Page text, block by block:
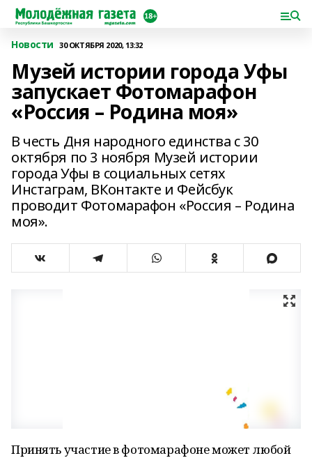
Новости 30 ОКТЯБРЯ 2020, 13:32
Музей истории города Уфы
запускает Фотомарафон
«Россия – Родина моя»
В честь Дня народного единства с 30
октября по 3 ноября Музей истории
города Уфы в социальных сетях
Инстаграм, ВКонтакте и Фейсбук
проводит Фотомарафон «Россия – Родина
моя».
Принять участие в фотомарафоне может любой